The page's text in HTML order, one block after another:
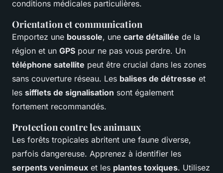
conditions médicales particulières.
Orientation et communication
Emportez une boussole, une carte détaillée de la
région et un GPS pour ne pas vous perdre. Un
téléphone satellite peut être crucial dans les zones
sans couverture réseau. Les balises de détresse et
les sifflets de signalisation sont également
fortement recommandés.
Protection contre les animaux
Les forêts tropicales abritent une faune diverse,
parfois dangereuse. Apprenez à identifier les
serpents venimeux et les plantes toxiques. Utilisez